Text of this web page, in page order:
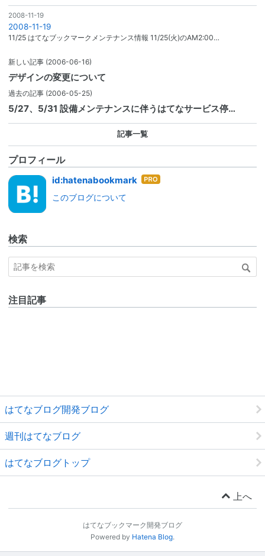
2008-11-19
2008-11-19
11/25 はてなブックマークメンテナンス情報 11/25(火)のAM2:00…
新しい記事 (2006-06-16)
デザインの変更について
過去の記事 (2006-05-25)
5/27、5/31 設備メンテナンスに伴うはてなサービス停…
記事一覧
プロフィール
id:hatenabookmark はて
このブログについて
検索
注目記事
はてなブログ開発ブログ
週刊はてなブログ
はてなブログトップ
上へ
はてなブックマーク開発ブログ
Powered by Hatena Blog.